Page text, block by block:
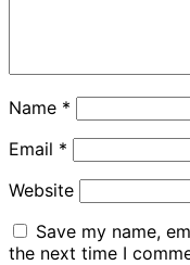
Name *
Email *
Website
Save my name,
the next time I